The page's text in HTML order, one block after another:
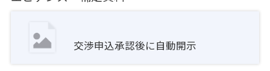
交渉申込承認後に自動開示